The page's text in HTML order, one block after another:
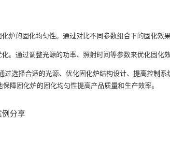
的固化均匀性。通过对比不同参数组合下的固化效果
通过调整光源的功率、照射时间等参数来优化固化效
选择合适的光源、优化固化炉结构设计、提高控制系
障固化炉的固化均匀性提高产品质量和生产效率。
分享